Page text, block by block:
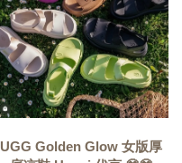
UGG Golden Glow 女版厚